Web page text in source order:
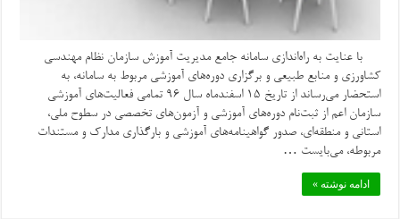
با عنایت به راه‌اندازی سامانه جامع مدیریت آموزش سازمان نظام مهندسی
کشاورزی و منابع طبیعی و برگزاری دوره‌های آموزشی مربوط به سامانه، به
استحضار می‌رساند از تاریخ ۱۵ اسفندماه سال ۹۶ تمامی فعالیت‌های آموزشی
سازمان اعم از ثبت‌نام دوره‌های آموزشی و آزمون‌های تخصصی در سطوح ملی،
استانی و منطقه‌ای، صدور گواهینامه‌های آموزشی و بارگذاری مدارک و مستندات
مربوطه، می‌بایست …
ادامه نوشته »